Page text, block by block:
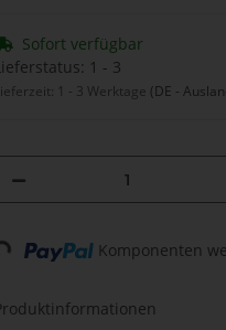
Sofort verfügbar
1 - 3
1 - 3 Werktage (DE -
Komponenten